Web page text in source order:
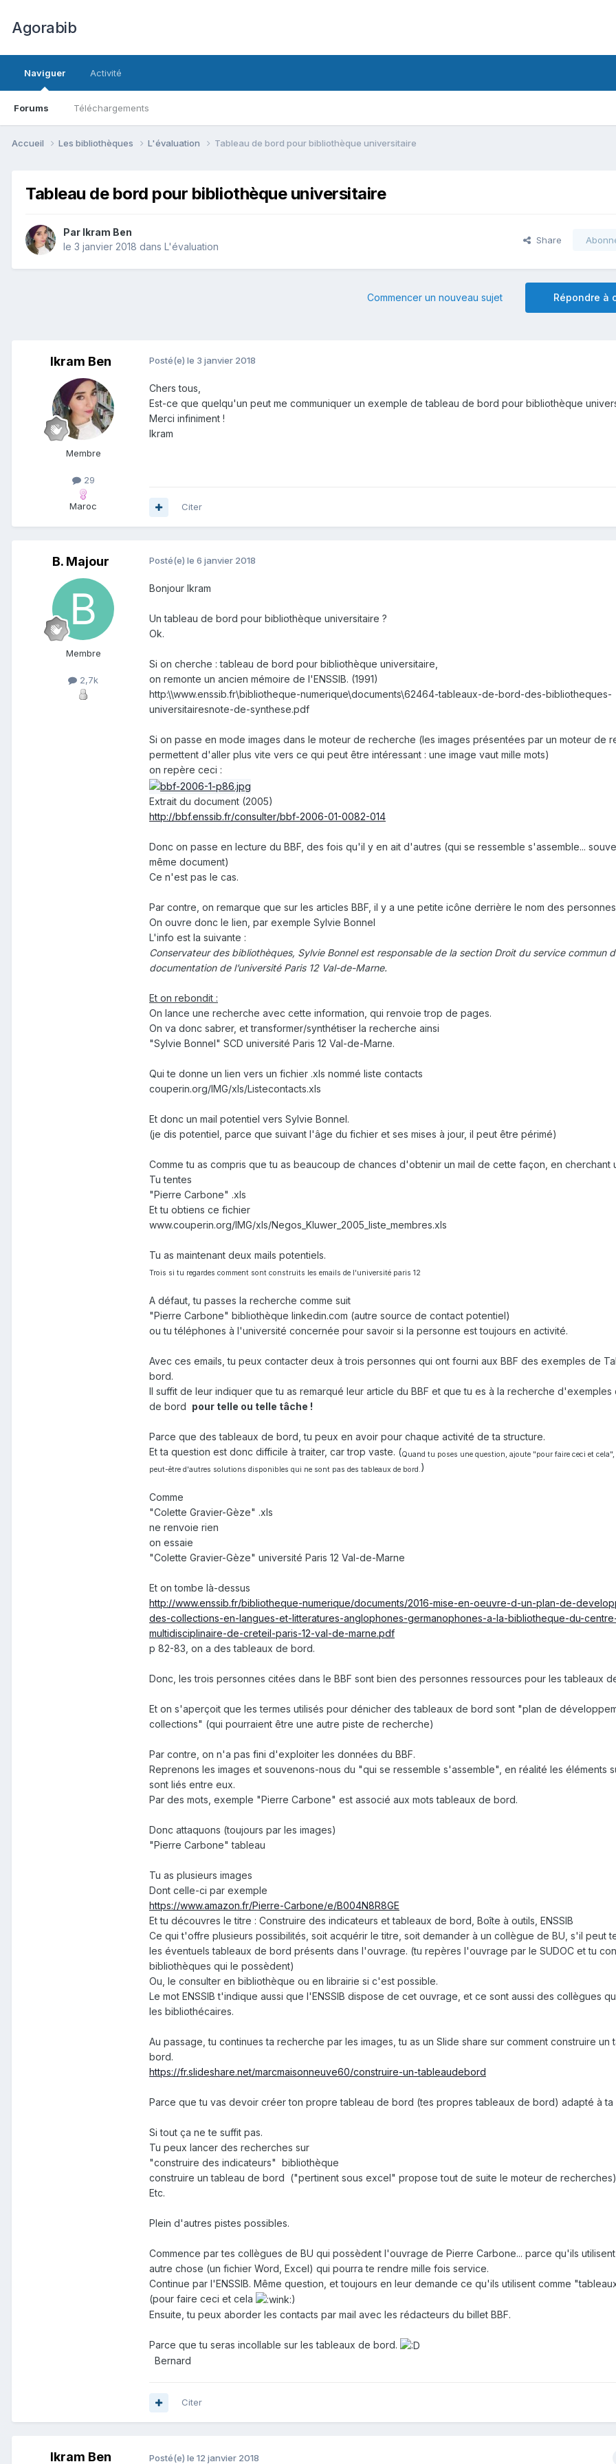
Agorabib
Naviguer
Forums Téléchargements
Activité
Accueil Les bibliothèques L'évaluation Tableau de bord pour bibliothèque universitaire
Tableau de bord pour bibliothèque universitaire
Par Ikram Ben
le 3 janvier 2018 dans L'évaluation
Share
Répondre à
Commencer un nouveau sujet
Ikram Ben
Membre
29
Maroc
Posté(e) le 3 janvier 2018
Chers tous,
Est-ce que quelqu'un peut me communiquer un exemple de tableau de bord pour bibliothèque
Merci infiniment !
Ikram
Citer
B. Majour
Membre
2,7k
Posté(e) le 6 janvier 2018
Bonjour Ikram
Un tableau de bord pour bibliothèque universitaire ?
Ok.
Si on cherche : tableau de bord pour bibliothèque universitaire,
on remonte un ancien mémoire de l'ENSSIB. (1991)
http:\\www.enssib.fr\bibliotheque-numerique\documents\62464-tableaux-de-bord-des-bibliotheques-
universitairesnote-de-synthese.pdf
Si on passe en mode images dans le moteur de recherche (les images présentées par un moteur de
permettent d'aller plus vite vers ce qui peut être intéressant : une image vaut mille mots)
on repère ceci :
Extrait du document (2005)
http://bbf.enssib.fr/consulter/bbf-2006-01-0082-014
Donc on passe en lecture du BBF, des fois qu'il y en ait d'autres (qui se ressemble s'assemble...
même document)
Ce n'est pas le cas.
Par contre, on remarque que sur les articles BBF, il y a une petite icône derrière le nom des
On ouvre donc le lien, par exemple Sylvie Bonnel
L'info est la suivante :
Conservateur des bibliothèques, Sylvie Bonnel est responsable de la section Droit du service commun
documentation de l’université Paris 12 Val-de-Marne.
Et on rebondit :
On lance une recherche avec cette information, qui renvoie trop de pages.
On va donc sabrer, et transformer/synthétiser la recherche ainsi
"Sylvie Bonnel" SCD université Paris 12 Val-de-Marne.
Qui te donne un lien vers un fichier .xls nommé liste contacts
couperin.org/IMG/xls/Listecontacts.xls
Et donc un mail potentiel vers Sylvie Bonnel.
(je dis potentiel, parce que suivant l'âge du fichier et ses mises à jour, il peut être périmé)
Comme tu as compris que tu as beaucoup de chances d'obtenir un mail de cette façon, en cherchant
Tu tentes
"Pierre Carbone" .xls
Et tu obtiens ce fichier
www.couperin.org/IMG/xls/Negos_Kluwer_2005_liste_membres.xls
Tu as maintenant deux mails potentiels.
Trois si tu regardes comment sont construits les emails de l'université paris 12
A défaut, tu passes la recherche comme suit
"Pierre Carbone" bibliothèque linkedin.com (autre source de contact potentiel)
ou tu téléphones à l'université concernée pour savoir si la personne est toujours en activité.
Avec ces emails, tu peux contacter deux à trois personnes qui ont fourni aux BBF des exemples de
bord.
Il suffit de leur indiquer que tu as remarqué leur article du BBF et que tu es à la recherche d'exemples
de bord pour telle ou telle tâche !
Parce que des tableaux de bord, tu peux en avoir pour chaque activité de ta structure.
Et ta question est donc difficile à traiter, car trop vaste. (Quand tu poses une question, ajoute "pour faire ceci et
peut-être d'autres solutions disponibles qui ne sont pas des tableaux de bord.)
Comme
"Colette Gravier-Gèze" .xls
ne renvoie rien
on essaie
"Colette Gravier-Gèze" université Paris 12 Val-de-Marne
Et on tombe là-dessus
http://www.enssib.fr/bibliotheque-numerique/documents/2016-mise-en-oeuvre-d-un-plan-de-
des-collections-en-langues-et-litteratures-anglophones-germanophones-a-la-bibliotheque-du-
multidisciplinaire-de-creteil-paris-12-val-de-marne.pdf
p 82-83, on a des tableaux de bord.
Donc, les trois personnes citées dans le BBF sont bien des personnes ressources pour les tableaux
Et on s'aperçoit que les termes utilisés pour dénicher des tableaux de bord sont "plan de
collections" (qui pourraient être une autre piste de recherche)
Par contre, on n'a pas fini d'exploiter les données du BBF.
Reprenons les images et souvenons-nous du "qui se ressemble s'assemble", en réalité les éléments
sont liés entre eux.
Par des mots, exemple "Pierre Carbone" est associé aux mots tableaux de bord.
Donc attaquons (toujours par les images)
"Pierre Carbone" tableau
Tu as plusieurs images
Dont celle-ci par exemple
https://www.amazon.fr/Pierre-Carbone/e/B004N8R8GE
Et tu découvres le titre : Construire des indicateurs et tableaux de bord, Boîte à outils, ENSSIB
Ce qui t'offre plusieurs possibilités, soit acquérir le titre, soit demander à un collègue de BU, s'il peut
les éventuels tableaux de bord présents dans l'ouvrage. (tu repères l'ouvrage par le SUDOC et tu
bibliothèques qui le possèdent)
Ou, le consulter en bibliothèque ou en librairie si c'est possible.
Le mot ENSSIB t'indique aussi que l'ENSSIB dispose de cet ouvrage, et ce sont aussi des collègues
les bibliothécaires.
Au passage, tu continues ta recherche par les images, tu as un Slide share sur comment construire un
bord.
https://fr.slideshare.net/marcmaisonneuve60/construire-un-tableaudebord
Parce que tu vas devoir créer ton propre tableau de bord (tes propres tableaux de bord) adapté à ta
Si tout ça ne te suffit pas.
Tu peux lancer des recherches sur
"construire des indicateurs" bibliothèque
construire un tableau de bord ("pertinent sous excel" propose tout de suite le moteur de recherches)
Etc.
Plein d'autres pistes possibles.
Commence par tes collègues de BU qui possèdent l'ouvrage de Pierre Carbone... parce qu'ils
autre chose (un fichier Word, Excel) qui pourra te rendre mille fois service.
Continue par l'ENSSIB. Même question, et toujours en leur demande ce qu'ils utilisent comme
(pour faire ceci et cela
)
Ensuite, tu peux aborder les contacts par mail avec les rédacteurs du billet BBF.
Parce que tu seras incollable sur les tableaux de bord.
Bernard
Citer
Ikram Ben Posté(e) le 12 janvier 2018